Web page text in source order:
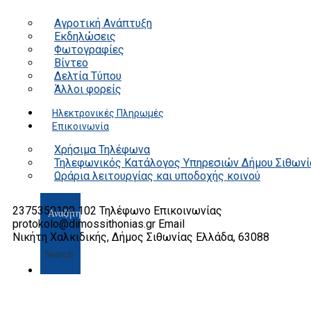
Αγροτική Ανάπτυξη
Εκδηλώσεις
Φωτογραφίες
Βίντεο
Δελτία Τύπου
Άλλοι φορείς
Ηλεκτρονικές Πληρωμές
Επικοινωνία
Χρήσιμα Τηλέφωνα
Τηλεφωνικός Κατάλογος Υπηρεσιών Δήμου
Ωράρια λειτουργίας και υποδοχής κοινού
Search
2375350100 102 Τηλέφωνο Επικοινωνίας
protokolo@dimossithonias.gr Email
Νικήτη Χαλκιδικής, Δήμος Σιθωνίας Ελλάδα, 63088